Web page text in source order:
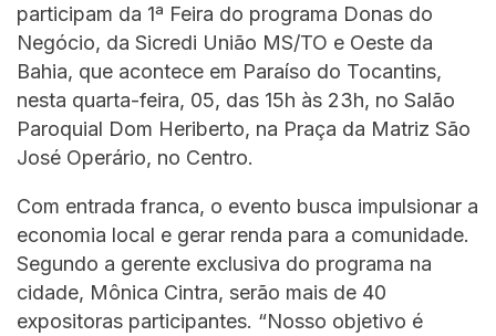
participam da 1ª Feira do programa Donas do
Negócio, da Sicredi União MS/TO e Oeste da
Bahia, que acontece em Paraíso do Tocantins,
nesta quarta-feira, 05, das 15h às 23h, no Salão
Paroquial Dom Heriberto, na Praça da Matriz São
José Operário, no Centro.
Com entrada franca, o evento busca impulsionar a
economia local e gerar renda para a comunidade.
Segundo a gerente exclusiva do programa na
cidade, Mônica Cintra, serão mais de 40
expositoras participantes. “Nosso objetivo é